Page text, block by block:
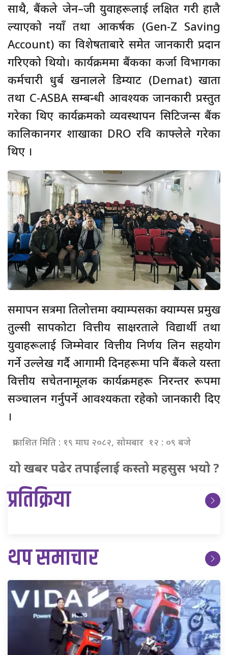
साथै, बैंकले जेन–जी युवाहरूलाई लक्षित गरी हालै
ल्याएको नयाँ तथा आकर्षक (Gen-Z Saving
Account) का विशेषताबारे समेत जानकारी प्रदान
गरिएको थियो। कार्यक्रममा बैंकका कर्जा विभागका
कर्मचारी धुर्ब खनालले डिम्याट (Demat) खाता
तथा C-ASBA सम्बन्धी आवश्यक जानकारी प्रस्तुत
गरेका थिए कार्यक्रमको व्यवस्थापन सिटिजन्स बैंक
कालिकानगर शाखाका DRO रवि काफ्लेले गरेका
थिए ।
समापन सत्रमा तिलोत्तमा क्याम्पसका क्याम्पस प्रमुख
तुल्सी सापकोटा वित्तीय साक्षरताले विद्यार्थी तथा
युवाहरूलाई जिम्मेवार वित्तीय निर्णय लिन सहयोग
गर्ने उल्लेख गर्दै आगामी दिनहरूमा पनि बैंकले यस्ता
वित्तीय सचेतनामूलक कार्यक्रमहरू निरन्तर रूपमा
सञ्चालन गर्नुपर्ने आवश्यकता रहेको जानकारी दिए
।
प्रकाशित मिति : १९ माघ २०८२, सोमबार १२ : ०९ बजे
यो खबर पढेर तपाईलाई कस्तो महसुस भयो ?
प्रतिक्रिया
थप समाचार